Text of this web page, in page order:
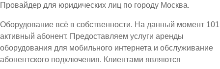
Провайдер для юридических лиц по городу Москва.
Оборудование всё в собственности. На данный момент 101
активный абонент. Предоставляем услуги аренды
оборудования для мобильного интернета и обслуживание
абонентского подключения. Клиентами являются